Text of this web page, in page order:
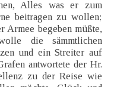
Alles was er zum
beitragen zu wollen;
begeben müßte,
die sämmtlichen
und ein Streiter auf
antwortete der Hr.
zu der Reise wie